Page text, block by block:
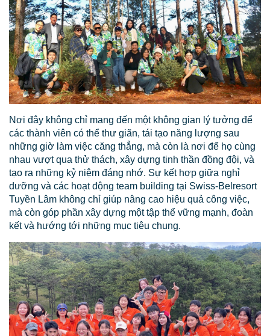
Nơi đây không chỉ mang đến một không gian lý tưởng để
các thành viên có thể thư giãn, tái tạo năng lượng sau
những giờ làm việc căng thẳng, mà còn là nơi để họ cùng
nhau vượt qua thử thách, xây dựng tinh thần đồng đội, và
tạo ra những kỷ niệm đáng nhớ. Sự kết hợp giữa nghỉ
dưỡng và các hoạt động team building tại Swiss-Belresort
Tuyền Lâm không chỉ giúp nâng cao hiệu quả công việc,
mà còn góp phần xây dựng một tập thể vững mạnh, đoàn
kết và hướng tới những mục tiêu chung.